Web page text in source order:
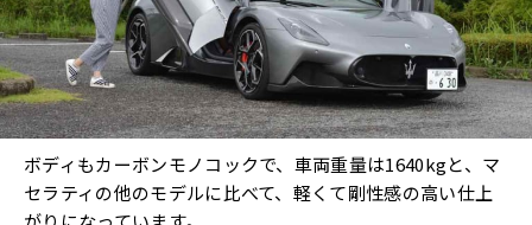
ボディもカーボンモノコックで、車両重量は1640kgと、マ
セラティの他のモデルに比べて、軽くて剛性感の高い仕上